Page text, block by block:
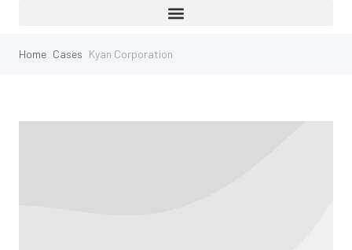
Home Cases Kyan Corporation